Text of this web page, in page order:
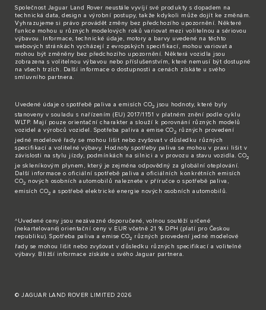
Společnost Jaguar Land Rover neustále vyvíjí své produkty s dopadem na
technická data, design a výrobní postupy, takže kdykoli může dojít ke změnám.
Vyhrazujeme si právo provádět změny bez předchozího upozornění. Některé
funkce mohou u různých modelových roků variovat mezi volitelnou a sériovou
výbavou. Informace, technické údaje, motory a barvy uvedené na těchto
webových stránkách vycházejí z evropských specifikací, mohou variovat a
mohou být změněny bez předchozího upozornění. Některá vozidla jsou
zobrazena s volitelnou výbavou nebo příslušenstvím, které nemusí být dostupné
na všech trzích. Další informace o dostupnosti a cenách získáte u svého
smluvního partnera.
Uvedené údaje o spotřebě paliva a emisích CO2 jsou hodnoty, které byly
stanoveny v souladu s nařízením (EU) 2017/1151 v platném znění podle cyklu
WLTP. Mají pouze orientační charakter a slouží k porovnání různých modelů
vozidel a výrobců vozidel. Spotřeba paliva a emise CO2
různých provedení
jedné modelové řady se mohou lišit nebo zvyšovat v důsledku různých
specifikací a volitelné výbavy. Hodnoty spotřeby paliva se mohou v praxi lišit v
závislosti na stylu jízdy, podmínkách na silnici a v provozu a stavu vozidla. CO2
je skleníkovým plynem, který je zejména odpovědný za globální oteplování.
Další informace o oficiální spotřebě paliva a oficiálních konkrétních emisích
CO2
nových osobních automobilů naleznete v příručce o spotřebě paliva,
emisích CO2 a spotřebě elektrické energie nových osobních automobilů.
^Uvedené ceny jsou nezávazné doporučené, volnou soutěží určené
(nekartelované) orientační ceny v EUR včetně 21 % DPH (platí pro Českou
republiku). Spotřeba paliva a emise CO2
různých provedení jedné modelové
řady se mohou lišit nebo zvyšovat v důsledku různých specifikací a volitelné
výbavy. Bližší informace získáte u svého Jaguar partnera.
© JAGUAR LAND ROVER LIMITED 2026